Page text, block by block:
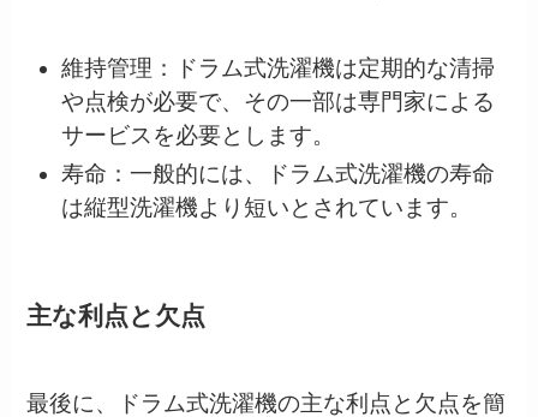
維持管理：ドラム式洗濯機は定期的な清掃
や点検が必要で、その一部は専門家による
サービスを必要とします。
寿命：一般的には、ドラム式洗濯機の寿命
は縦型洗濯機より短いとされています。
主な利点と欠点
最後に、ドラム式洗濯機の主な利点と欠点を簡